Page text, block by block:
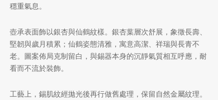
穩重氣息。
壺承表面飾以銀杏與仙鶴紋樣。銀杏葉層次舒展，象徵長壽、
堅韌與歲月積累；仙鶴姿態清雅，寓意高潔、祥瑞與長青不
老。圖案佈局克制留白，與錫器本身的沉靜氣質相互呼應，耐
看而不流於裝飾。
工藝上，錫肌紋經拋光後再行做舊處理，保留自然金屬紋理。
分類
分類